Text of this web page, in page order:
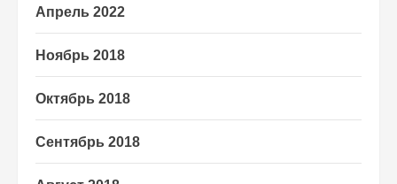
Апрель 2022
Ноябрь 2018
Октябрь 2018
Сентябрь 2018